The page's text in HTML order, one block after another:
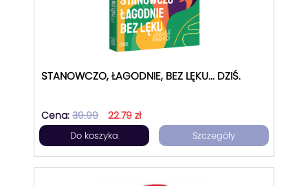
STANOWCZO, ŁAGODNIE, BEZ LĘKU... DZIŚ.
Cena: 39.99 22.79 zł
Do koszyka Szczegóły